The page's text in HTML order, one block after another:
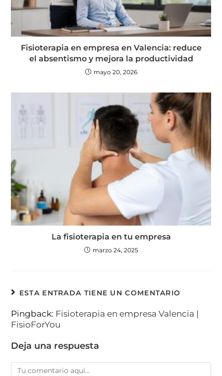
Fisioterapia en empresa en Valencia: reduce
el absentismo y mejora la productividad
mayo 20, 2026
La fisioterapia en tu empresa
marzo 24, 2025
ESTA ENTRADA TIENE UN COMENTARIO
Pingback: Fisioterapia en empresa Valencia |
FisioForYou
Deja una respuesta